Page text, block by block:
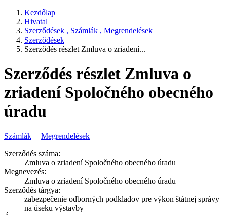
Kezdőlap
Hivatal
Szerződések , Számlák , Megrendelések
Szerződések
Szerződés részlet Zmluva o zriadení...
Szerződés részlet Zmluva o
zriadení Spoločného obecného
úradu
Számlák | Megrendelések
Szerződés száma:
Zmluva o zriadení Spoločného obecného úradu
Megnevezés:
Zmluva o zriadení Spoločného obecného úradu
Szerződés tárgya:
zabezpečenie odborných podkladov pre výkon štátnej správy
na úseku výstavby